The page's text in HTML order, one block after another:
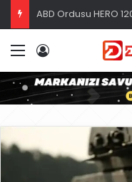
ABD Ordusu HERO
Menü